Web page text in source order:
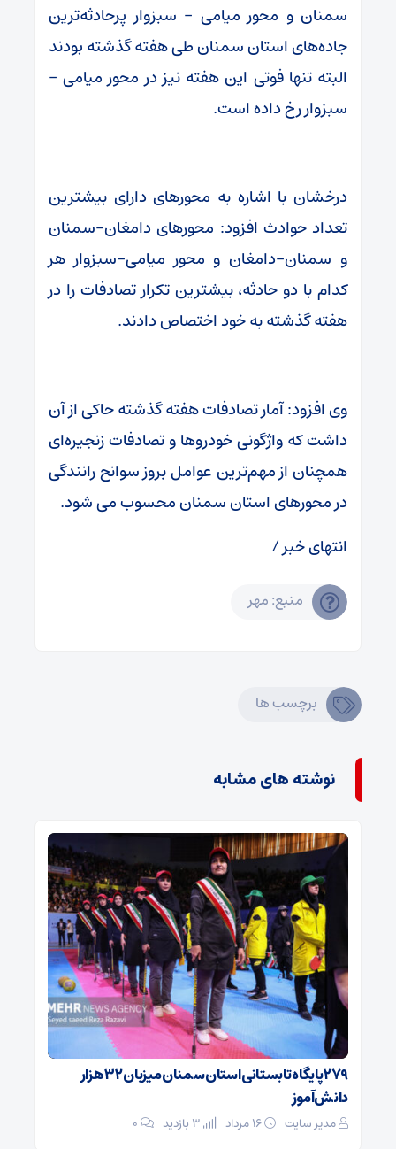
سمنان و محور میامی – سبزوار پرحادثه‌ترین
جاده‌های استان سمنان طی هفته گذشته بودند
البته تنها فوتی این هفته نیز در محور میامی –
سبزوار رخ داده است.
درخشان با اشاره به محورهای دارای بیشترین
تعداد حوادث افزود: محورهای دامغان–سمنان
و سمنان–دامغان و محور میامی–سبزوار هر
کدام با دو حادثه، بیشترین تکرار تصادفات را در
هفته گذشته به خود اختصاص دادند.
وی افزود: آمار تصادفات هفته گذشته حاکی از آن
داشت که واژگونی خودروها و تصادفات زنجیره‌ای
همچنان از مهم‌ترین عوامل بروز سوانح رانندگی
در محورهای استان سمنان محسوب می شود.
انتهای خبر /
منبع: مهر
برچسب ها
نوشته های مشابه
۲۷۹ پایگاه تابستانی استان سمنان میزبان ۳۲ هزار
دانش‌آموز
مدیر سایت ۰